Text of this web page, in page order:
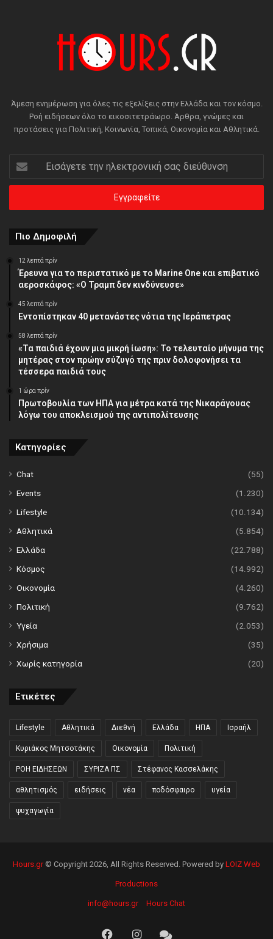
Άμεση ενημέρωση για όλες τις εξελίξεις στην Ελλάδα και τον κόσμο.
Ροή ειδήσεων όλο το εικοσιτετράωρο. Άρθρα, γνώμες και
προτάσεις για Πολιτική, Κοινωνία, Τοπικά, Οικονομία και Αθλητικά.
Εισάγετε
την
ηλεκτρονική
διεύθυνση
Πιο Δημοφιλή
12 λεπτά πρίν
Έρευνα για το περιστατικό με το Marine One και επιβατικό
αεροσκάφος: «Ο Τραμπ δεν κινδύνευσε»
45 λεπτά πρίν
Εντοπίστηκαν 40 μετανάστες νότια της Ιεράπετρας
58 λεπτά πρίν
«Τα παιδιά έχουν μια μικρή ίωση»: Το τελευταίο μήνυμα της
μητέρας στον πρώην σύζυγό της πριν δολοφονήσει τα
τέσσερα παιδιά τους
1 ώρα πρίν
Πρωτοβουλία των ΗΠΑ για μέτρα κατά της Νικαράγουας
λόγω του αποκλεισμού της αντιπολίτευσης
Κατηγορίες
Chat
(55)
Events
(1.230)
Lifestyle
(10.134)
Αθλητικά
(5.854)
Ελλάδα
(22.788)
Κόσμος
(14.992)
Οικονομία
(4.260)
Πολιτική
(9.762)
Υγεία
(2.053)
Χρήσιμα
(35)
Χωρίς κατηγορία
(20)
Ετικέτες
Lifestyle Αθλητικά Διεθνή Ελλάδα ΗΠΑ Ισραήλ
Κυριάκος Μητσοτάκης Οικονομία Πολιτική
ΡΟΗ ΕΙΔΗΣΕΩΝ ΣΥΡΙΖΑ ΠΣ Στέφανος Κασσελάκης
αθλητισμός ειδήσεις νέα ποδόσφαιρο υγεία
ψυχαγωγία
Hours.gr© Copyright 2026, All Rights Reserved. Powered by LOIZ Web
Productions
info@hours.gr Hours Chat
FacebookInstagramHours